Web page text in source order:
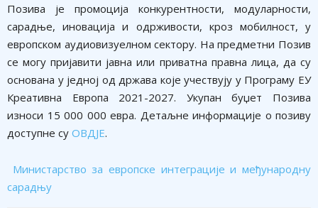
Позива је промоција конкурентности, модуларности,
сарадње, иновација и одрживости, кроз мобилност, у
европском аудиовизуелном сектору. На предметни Позив
се могу пријавити јавна или приватна правна лица, да су
основана у једној од држава које учествују у Програму ЕУ
Креативна Европа 2021-2027. Укупан буџет Позива
износи 15 000 000 евра. Детаљне информације о позиву
доступне су ОВДЈЕ.
Министарство за европске интеграције и међународну
сарадњу